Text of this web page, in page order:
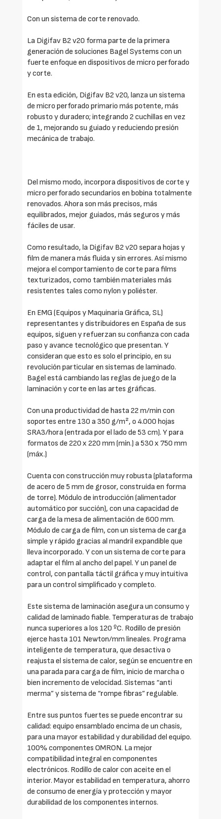
Con un sistema de corte renovado.
La Digifav B2 v20 forma parte de la primera
generación de soluciones Bagel Systems con un
fuerte enfoque en dispositivos de micro perforado
y corte.
En esta edición, Digifav B2 v20, lanza un sistema
de micro perforado primario más potente, más
robusto y duradero; integrando 2 cuchillas en vez
de 1, mejorando su guiado y reduciendo presión
mecánica de trabajo.
Del mismo modo, incorpora dispositivos de corte y
micro perforado secundarios en bobina totalmente
renovados. Ahora son más precisos, más
equilibrados, mejor guiados, más seguros y más
fáciles de usar.
Como resultado, la Digifav B2 v20 separa hojas y
film de manera más fluida y sin errores. Así mismo
mejora el comportamiento de corte para films
texturizados, como también materiales más
resistentes tales como nylon y poliéster.
En EMG (Equipos y Maquinaria Gráfica, SL)
representantes y distribuidores en España de sus
equipos, siguen y refuerzan su confianza con cada
paso y avance tecnológico que presentan. Y
consideran que esto es solo el principio, en su
revolución particular en sistemas de laminado.
Bagel está cambiando las reglas de juego de la
laminación y corte en las artes gráficas.
Con una productividad de hasta 22 m/min con
soportes entre 130 a 350 g/m², o 4.000 hojas
SRA3/hora (entrada por el lado de 53 cm). Y para
formatos de 220 x 220 mm (mín.) a 530 x 750 mm
(máx.)
Cuenta con construcción muy robusta (plataforma
de acero de 5 mm de grosor, construida en forma
de torre). Módulo de introducción (alimentador
automático por succión), con una capacidad de
carga de la mesa de alimentación de 600 mm.
Módulo de carga de film, con un sistema de carga
simple y rápido gracias al mandril expandible que
lleva incorporado. Y con un sistema de corte para
adaptar el film al ancho del papel. Y un panel de
control, con pantalla táctil gráfica y muy intuitiva
para un control simplificado y completo.
Este sistema de laminación asegura un consumo y
calidad de laminado fiable. Temperaturas de trabajo
nunca superiores a los 120 ºC. Rodillo de presión
ejerce hasta 101 Newton/mm lineales. Programa
inteligente de temperatura, que desactiva o
reajusta el sistema de calor, según se encuentre en
una parada para carga de film, inicio de marcha o
bien incremento de velocidad. Sistemas “anti
merma” y sistema de “rompe fibras” regulable.
Entre sus puntos fuertes se puede encontrar su
calidad: equipo ensamblado encima de un chasis,
para una mayor estabilidad y durabilidad del equipo.
100% componentes OMRON. La mejor
compatibilidad integral en componentes
electrónicos. Rodillo de calor con aceite en el
interior. Mayor estabilidad en temperatura, ahorro
de consumo de energía y protección y mayor
durabilidad de los componentes internos.